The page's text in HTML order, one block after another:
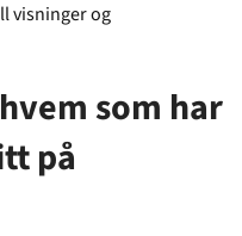
visninger og
som har
på